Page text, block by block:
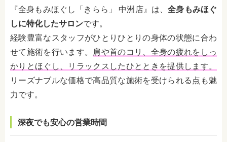
『全身もみほぐし「きらら」 中洲店』は、全身もみほぐ
しに特化したサロンです。
経験豊富なスタッフがひとりひとりの身体の状態に合わ
せて施術を行います。 肩や首のコリ、全身の疲れをしっ
かりとほぐし、リラックスしたひとときを提供します。
リーズナブルな価格で高品質な施術を受けられる点も魅
力です。
深夜でも安心の営業時間